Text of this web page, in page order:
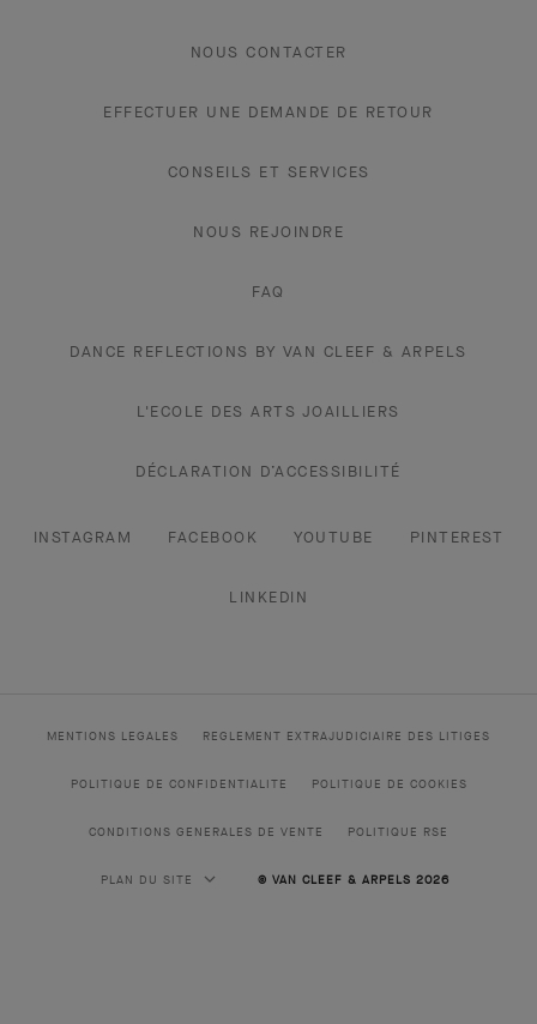
NOUS CONTACTER
EFFECTUER UNE DEMANDE DE RETOUR
CONSEILS ET SERVICES
NOUS REJOINDRE
FAQ
DANCE REFLECTIONS BY VAN CLEEF & ARPELS
L'ECOLE DES ARTS JOAILLIERS
DÉCLARATION D’ACCESSIBILITÉ
INSTAGRAM FACEBOOK YOUTUBE PINTEREST
LINKEDIN
MENTIONS LEGALES REGLEMENT EXTRAJUDICIAIRE DES LITIGES
POLITIQUE DE CONFIDENTIALITE POLITIQUE DE COOKIES
CONDITIONS GENERALES DE VENTE POLITIQUE RSE
PLAN DU SITE © VAN CLEEF & ARPELS 2026